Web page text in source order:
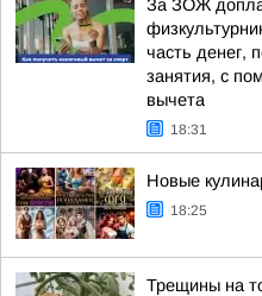
За ЗОЖ
часть денег,
занятия, с
вычета
18:31
Новые
18:25
Трещины на